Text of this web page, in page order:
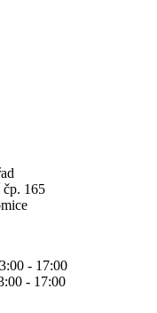
čp. 165
- 17:00
- 17:00